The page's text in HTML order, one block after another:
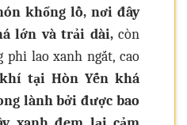
khổng lồ, nơi đây
lớn và trải dài,còn
phi lao xanh ngắt, cao
tại Hòn Yến khá
lành bởi được bao